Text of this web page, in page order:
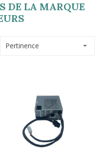
DE LA MARQUE
Pertinence